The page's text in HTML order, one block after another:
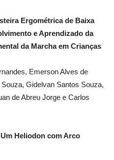
Ergométrica de Baixa
e Aprendizado da
da Marcha em Crianças
Emerson Alves de
Gidelvan Santos Souza,
de Abreu Jorge e Carlos
Heliodon com Arco